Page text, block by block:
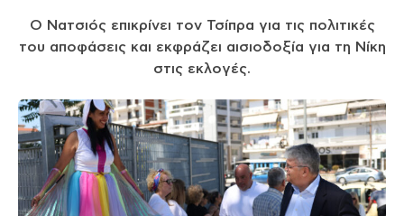
Ο Νατσιός επικρίνει τον Τσίπρα για τις πολιτικές
του αποφάσεις και εκφράζει αισιοδοξία για τη Νίκη
στις εκλογές.